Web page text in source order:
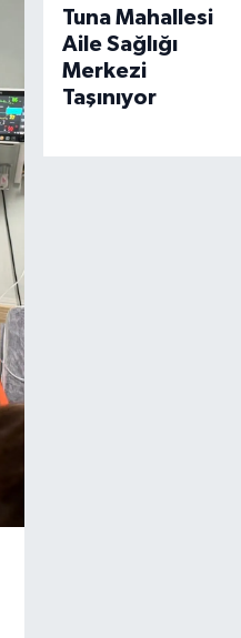
Tuna Mahallesi
Aile Sağlığı
Merkezi
Taşınıyor